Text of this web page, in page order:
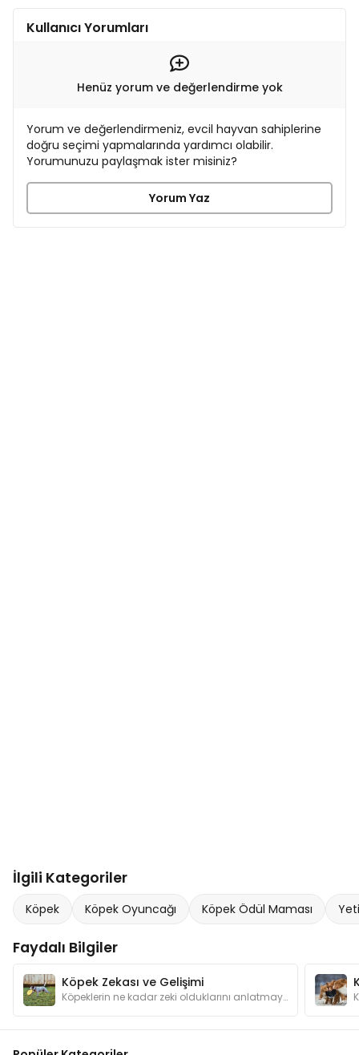
Kullanıcı Yorumları
Henüz yorum ve değerlendirme yok
Yorum ve değerlendirmeniz, evcil hayvan sahiplerine
doğru seçimi yapmalarında yardımcı olabilir.
Yorumunuzu paylaşmak ister misiniz?
Yorum Yaz
İlgili Kategoriler
Köpek Köpek Oyuncağı Köpek Ödül Maması
Faydalı Bilgiler
Köpek Zekası ve Gelişimi
Köpeklerin ne kadar zeki olduklarını anlatmaya gerek var mı? Peki her köpek doğuştan zeki midir? Zekalarını nasıl geliştirilebiliriz?